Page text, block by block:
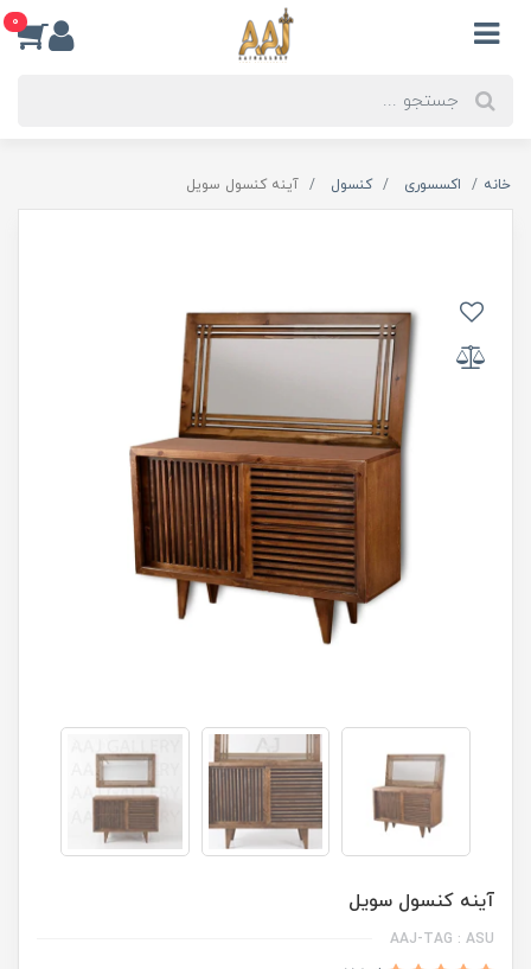
0
خانه اکسسوری کنسول آینه کنسول سویل
آینه کنسول سویل
AAJ-TAG : ASU